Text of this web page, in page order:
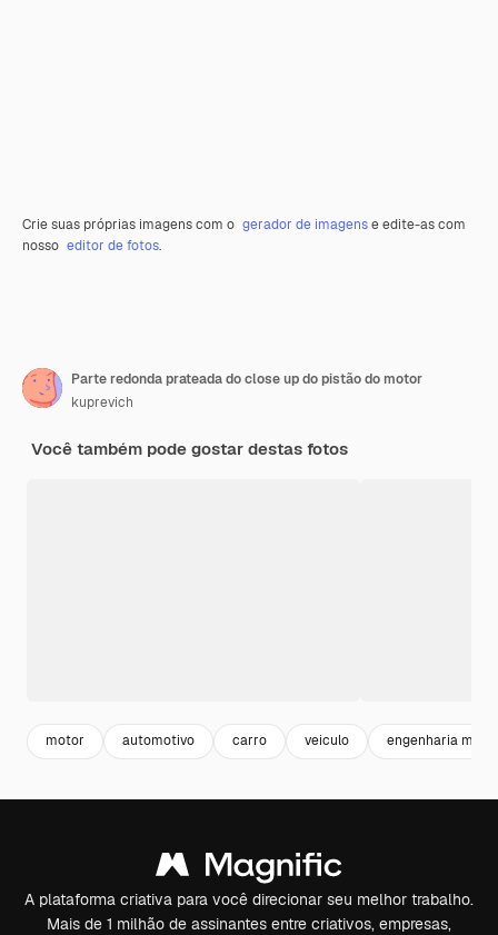
Crie suas próprias imagens com o gerador de imagense edite-as com
nosso editor de fotos.
Parte redonda prateada do close up do pistão do motor
kuprevich
Você também pode gostar destas fotos
motor automotivo carro veiculo engenharia
A plataforma criativa para você direcionar seu melhor trabalho.
Mais de 1 milhão de assinantes entre criativos, empresas,